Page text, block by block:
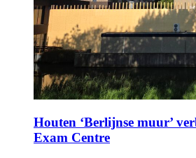
Houten ‘Berlijnse muur’
Exam Centre